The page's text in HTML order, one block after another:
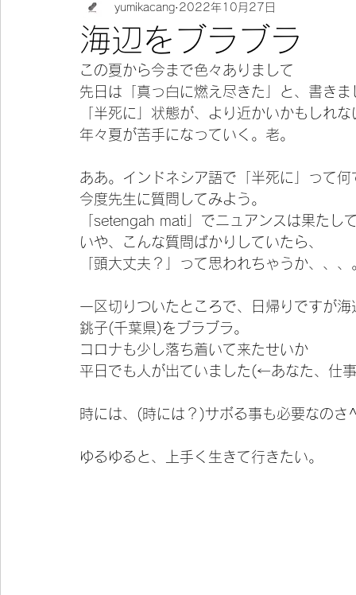
食いしん坊 blog お料理・memasak
今宵の一冊
海辺をブラブラ
yumikacang 2022年10月27日
この夏から今まで色々ありまして
先日は「真っ白に燃え尽きた」と、書きま
「半死に」状態が、より近かいかもしれな
年々夏が苦手になっていく。老。
ああ。インドネシア語で「半死に」って
今度先生に質問してみよう。
「setengah mati」でニュアンスは果たし
いや、こんな質問ばかりしていたら、
「頭大丈夫？」って思われちゃうか、、、
一区切りついたところで、日帰りですが
銚子(千葉県)をブラブラ。
コロナも少し落ち着いて来たせいか
平日でも人が出ていました(←あなた、仕
時には、(時には？)サボる事も必要なの
ゆるゆると、上手く生きて行きたい。